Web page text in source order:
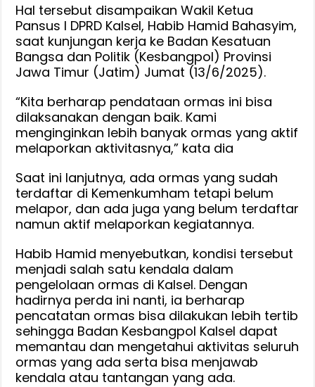
Ormas
Jadi
Jawaban
Tantangan
Yang
Hal tersebut disampaikan Wakil Ketua
Pansus I DPRD Kalsel, Habib Hamid Bahasyim,
saat kunjungan kerja ke Badan Kesatuan
Bangsa dan Politik (Kesbangpol) Provinsi
Jawa Timur (Jatim) Jumat (13/6/2025).
“Kita berharap pendataan ormas ini bisa
dilaksanakan dengan baik. Kami
menginginkan lebih banyak ormas yang aktif
melaporkan aktivitasnya,” kata dia
Saat ini lanjutnya, ada ormas yang sudah
terdaftar di Kemenkumham tetapi belum
melapor, dan ada juga yang belum terdaftar
namun aktif melaporkan kegiatannya.
Habib Hamid menyebutkan, kondisi tersebut
menjadi salah satu kendala dalam
pengelolaan ormas di Kalsel. Dengan
hadirnya perda ini nanti, ia berharap
pencatatan ormas bisa dilakukan lebih tertib
sehingga Badan Kesbangpol Kalsel dapat
memantau dan mengetahui aktivitas seluruh
ormas yang ada serta bisa menjawab
kendala atau tantangan yang ada.